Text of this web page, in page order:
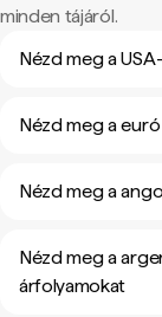
minden tájáról.
Nézd meg a
Nézd meg a
Nézd meg a
Nézd meg a
árfolyamokat